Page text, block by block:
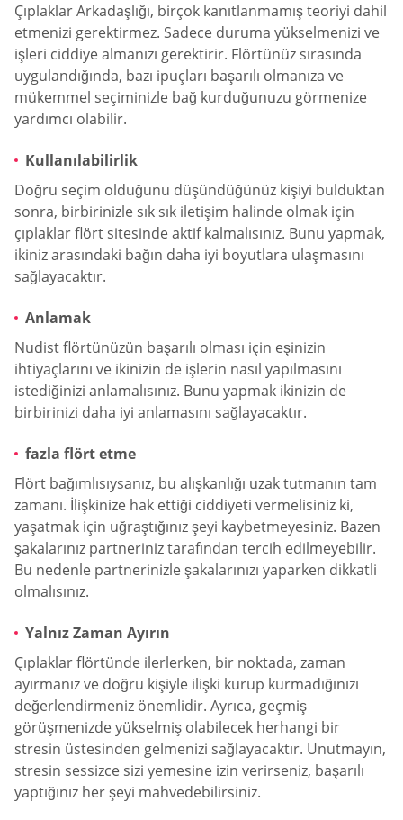
Çıplaklar Arkadaşlığı, birçok kanıtlanmamış teoriyi dahil
etmenizi gerektirmez. Sadece duruma yükselmenizi ve
işleri ciddiye almanızı gerektirir. Flörtünüz sırasında
uygulandığında, bazı ipuçları başarılı olmanıza ve
mükemmel seçiminizle bağ kurduğunuzu görmenize
yardımcı olabilir.
Kullanılabilirlik
Doğru seçim olduğunu düşündüğünüz kişiyi bulduktan
sonra, birbirinizle sık sık iletişim halinde olmak için
çıplaklar flört sitesinde aktif kalmalısınız. Bunu yapmak,
ikiniz arasındaki bağın daha iyi boyutlara ulaşmasını
sağlayacaktır.
Anlamak
Nudist flörtünüzün başarılı olması için eşinizin
ihtiyaçlarını ve ikinizin de işlerin nasıl yapılmasını
istediğinizi anlamalısınız. Bunu yapmak ikinizin de
birbirinizi daha iyi anlamasını sağlayacaktır.
fazla flört etme
Flört bağımlısıysanız, bu alışkanlığı uzak tutmanın tam
zamanı. İlişkinize hak ettiği ciddiyeti vermelisiniz ki,
yaşatmak için uğraştığınız şeyi kaybetmeyesiniz. Bazen
şakalarınız partneriniz tarafından tercih edilmeyebilir.
Bu nedenle partnerinizle şakalarınızı yaparken dikkatli
olmalısınız.
Yalnız Zaman Ayırın
Çıplaklar flörtünde ilerlerken, bir noktada, zaman
ayırmanız ve doğru kişiyle ilişki kurup kurmadığınızı
değerlendirmeniz önemlidir. Ayrıca, geçmiş
görüşmenizde yükselmiş olabilecek herhangi bir
stresin üstesinden gelmenizi sağlayacaktır. Unutmayın,
stresin sessizce sizi yemesine izin verirseniz, başarılı
yaptığınız her şeyi mahvedebilirsiniz.